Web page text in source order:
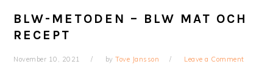
BLW-METODEN – BLW MAT OCH
RECEPT
November 10, 2021 byTove Jansson Leave a Comment